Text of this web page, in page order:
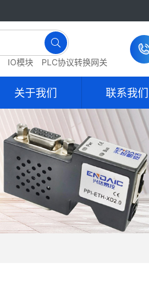
IO模块 PLC协议转换网关
关于我们 联系我们